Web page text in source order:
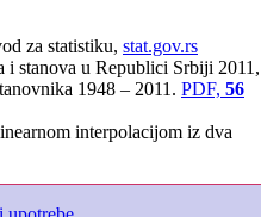
za statistiku, stat.gov.rs
i stanova u Republici Srbiji 2011,
1948 – 2011. PDF, 56
interpolacijom iz dva